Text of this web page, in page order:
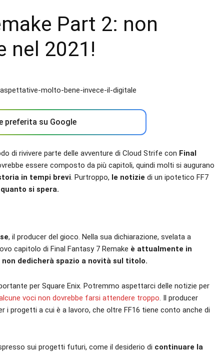
Part 2: non
nel 2021!
preferita su Google
di rivivere parte delle avventure di Cloud Strife con Final
essere composto da più capitoli, quindi molti si augurano
in tempi brevi. Purtroppo, le notizie di un ipotetico FF7
si spera.
, il producer del gioco. Nella sua dichiarazione, svelata a
capitolo di Final Fantasy 7 Remake è attualmente in
non dedicherà spazio a novità sul titolo.
per Square Enix. Potremmo aspettarci delle notizie per
voci non dovrebbe farsi attendere troppo. Il producer
i progetti a cui è a lavoro, che oltre FF16 tiene conto anche di
sui progetti futuri, come il desiderio di continuare la